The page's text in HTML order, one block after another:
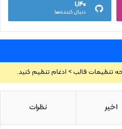
۱,۱۴۰
دنبال کننده‌ها
اخیر نظرات